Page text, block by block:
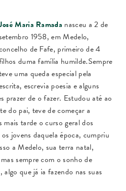
Maria Ramada nasceu a 2 de
1958, em Medelo,
de Fafe, primeiro de 4
duma família humilde.Sempre
uma queda especial pela
escrevia poesia e alguns
prazer de o fazer. Estudou até ao
do pai, teve de começar a
tarde o curso geral dos
jovens daquela época, cumpriu
a Medelo, sua terra natal,
sempre com o sonho de
que já ia fazendo nas suas